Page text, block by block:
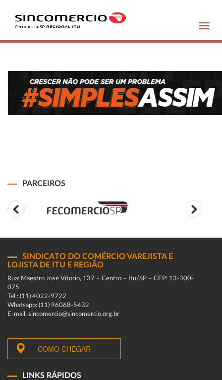
PARCEIROS
SINDICATO DO COMÉRCIO VAREJISTA E
LOJISTA DE ITU E REGIÃO
Rua: Maestro José Vitorio, 137 – Centro – Itu/SP – CEP: 13-300-
075
Tel.: (11) 4022-9722
Whatsapp: (11) 96068-5432
E-mail: sincomercio@sincomercio.org.br
COMO CHEGAR
LINKS RÁPIDOS